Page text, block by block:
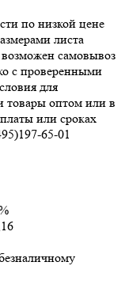
по низкой цене
листа
самовывоз
с проверенными
для
товары оптом или в
или сроках
65-01